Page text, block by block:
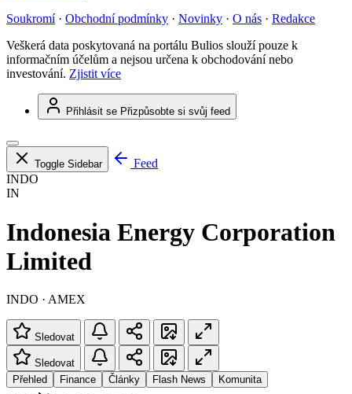
Soukromí · Obchodní podmínky · Novinky · O nás · Redakce
Veškerá data poskytovaná na portálu Bulios slouží pouze k
informačním účelům a nejsou určena k obchodování nebo
investování. Zjistit více
Přihlásit se Přizpůsobte si svůj feed
Toggle Sidebar
Feed
INDO
IN
Indonesia Energy Corporation
Limited
INDO · AMEX
Sledovat
Sledovat
Přehled
Finance Články Flash News Komunita